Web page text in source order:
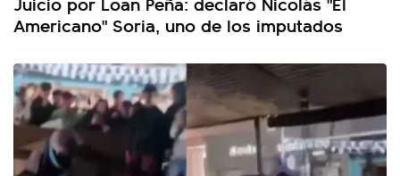
Americano" Soria, uno de los imputados